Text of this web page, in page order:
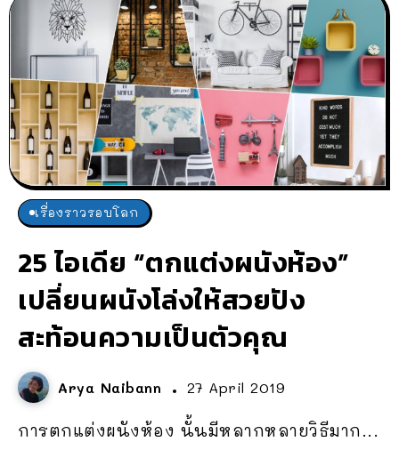
เรื่องราวรอบโลก
25 ไอเดีย “ตกแต่งผนังห้อง”
เปลี่ยนผนังโล่งให้สวยปัง
สะท้อนความเป็นตัวคุณ
Arya Naibann 27 April 2019
การตกแต่งผนังห้อง นั้นมีหลากหลายวิธีมาก...